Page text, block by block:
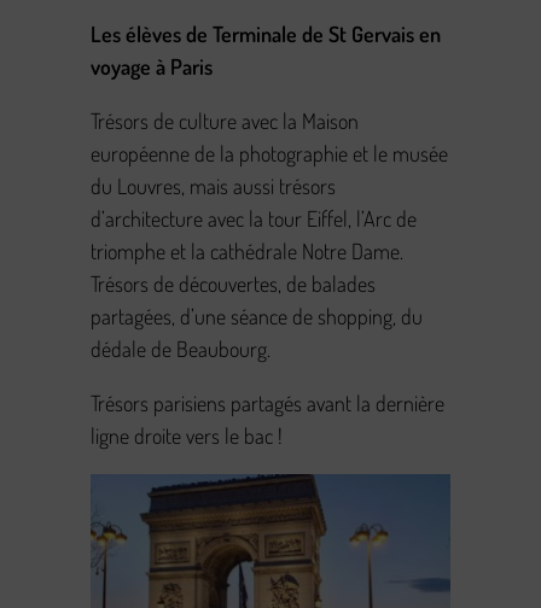
Les élèves de Terminale de St Gervais en
voyage à Paris
Trésors de culture avec la Maison
européenne de la photographie et le musée
du Louvres, mais aussi trésors
d’architecture avec la tour Eiffel, l’Arc de
triomphe et la cathédrale Notre Dame.
Trésors de découvertes, de balades
partagées, d’une séance de shopping, du
dédale de Beaubourg.
Trésors parisiens partagés avant la dernière
ligne droite vers le bac !